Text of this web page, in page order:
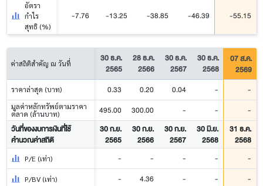
อัตรา
กำไร
สุทธิ (%)
-7.76 -13.25 -38.85 -46.39 -55.15
ค่าสถิติสำคัญ ณ วันที่
30 ธ.ค.
2565
28 ธ.ค.
2566
30 ธ.ค.
2567
30 ธ.ค.
2568
07 ส.ค.
2569
ราคาล่าสุด (บาท) 0.33 0.20 0.04 - -
มูลค่าหลักทรัพย์ตามราคา
ตลาด (ล้านบาท)
495.00 300.00 - -
-
วันที่ของงบการเงินที่ใช้
คำนวณค่าสถิติ
30 ก.ย.
2565
30 ก.ย.
2566
30 ก.ย.
2567
30 มิ.ย.
2568
31 ธ.ค.
2568
P/E (เท่า) - - - - -
P/BV (เท่า) - 4.36 - - -